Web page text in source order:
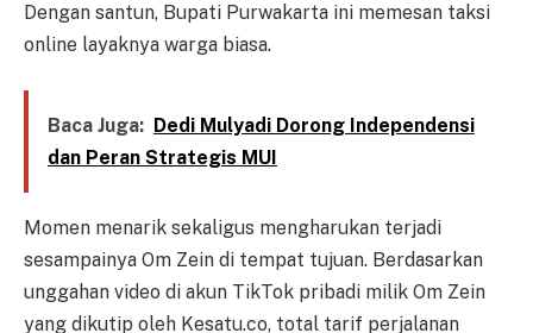
Dengan santun, Bupati Purwakarta ini memesan taksi
online layaknya warga biasa.
Baca Juga: Dedi Mulyadi Dorong Independensi
dan Peran Strategis MUI
Momen menarik sekaligus mengharukan terjadi
sesampainya Om Zein di tempat tujuan. Berdasarkan
unggahan video di akun TikTok pribadi milik Om Zein
yang dikutip oleh Kesatu.co, total tarif perjalanan